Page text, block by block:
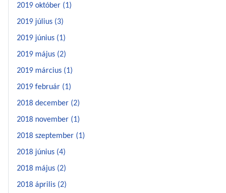
2019 október (1)
2019 július (3)
2019 június (1)
2019 május (2)
2019 március (1)
2019 február (1)
2018 december (2)
2018 november (1)
2018 szeptember (1)
2018 június (4)
2018 május (2)
2018 április (2)